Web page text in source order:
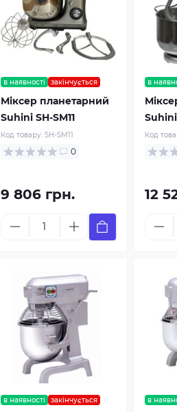
в наявності закінчується
Міксер планетарний
Suhini SH-SM11
Код товару: SH-SM11
0
9 806 грн.
в
Suhini
Код
12
в наявності закінчується в